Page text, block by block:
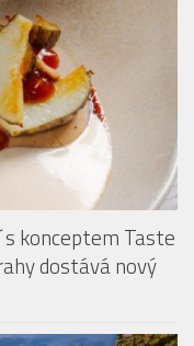
konceptem Taste
dostává nový